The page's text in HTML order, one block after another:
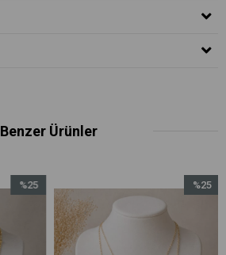
Benzer Ürünler
%25
%25İndirim
%25